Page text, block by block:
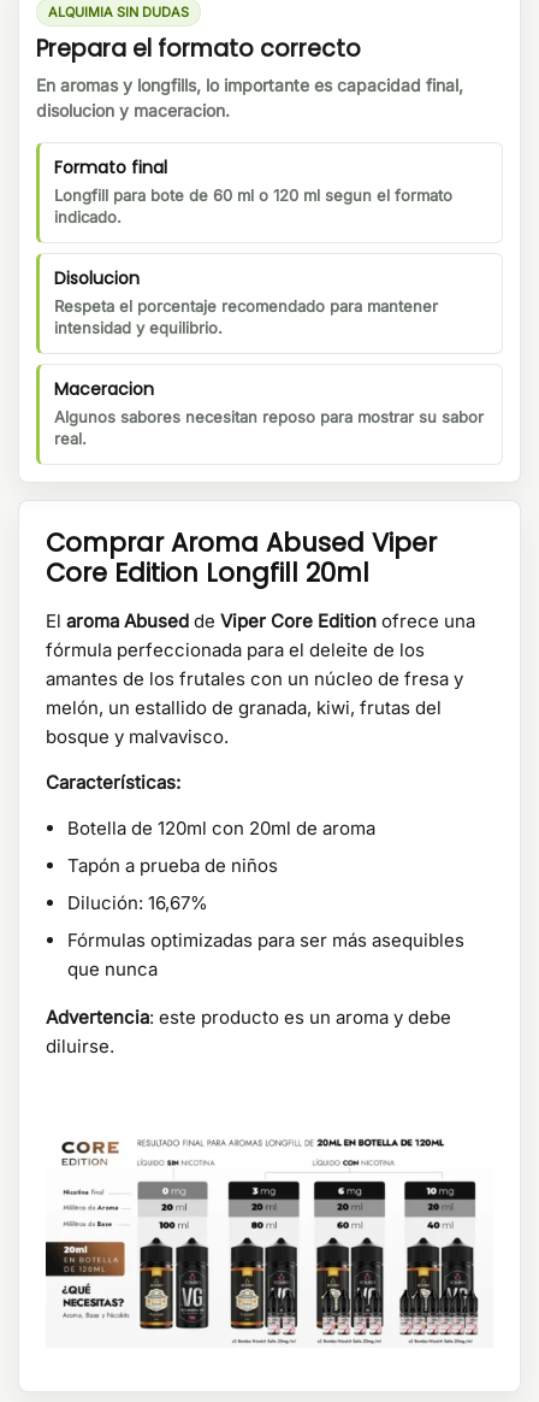
ALQUIMIA SIN DUDAS
Prepara el formato correcto
En aromas y longfills, lo importante es capacidad final,
disolucion y maceracion.
Formato final
Longfill para bote de 60 ml o 120 ml segun el formato
indicado.
Disolucion
Respeta el porcentaje recomendado para mantener
intensidad y equilibrio.
Maceracion
Algunos sabores necesitan reposo para mostrar su sabor
real.
Comprar Aroma Abused Viper
Core Edition Longfill 20ml
El aroma Abused de Viper Core Edition ofrece una
fórmula perfeccionada para el deleite de los
amantes de los frutales con un núcleo de fresa y
melón, un estallido de granada, kiwi, frutas del
bosque y malvavisco.
Características:
Botella de 120ml con 20ml de aroma
Tapón a prueba de niños
Dilución: 16,67%
Fórmulas optimizadas para ser más asequibles
que nunca
Advertencia: este producto es un aroma y debe
diluirse.